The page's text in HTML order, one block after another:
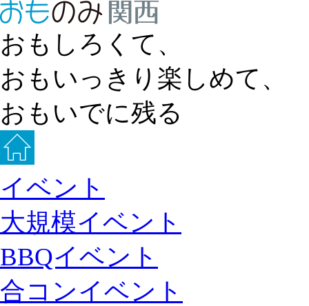
おもしろくて、
おもいっきり楽しめて、
おもいでに残る
イベント
大規模イベント
BBQイベント
合コンイベント